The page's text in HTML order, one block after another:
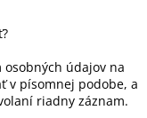
údajov na
v písomnej podobe, a
riadny záznam.